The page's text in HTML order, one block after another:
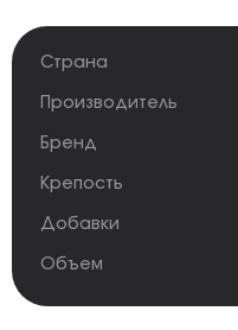
Страна
Производитель
Бренд
Крепость
Добавки
Объем